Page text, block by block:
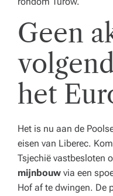
Geen
het
Het is nu aan de
eisen van Liberec.
Tsjechië vastbesloten
mijnbouw via een
Hof af te dwingen. De